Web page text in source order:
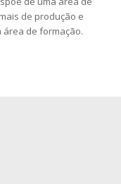
de produção e
área de formação.